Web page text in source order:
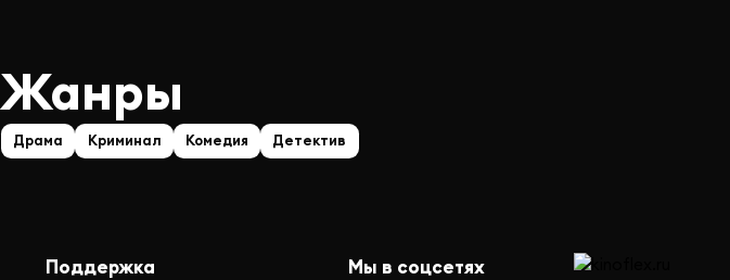
Жанры
Драма Криминал Комедия Детектив
Поддержка Мы в соцсетях